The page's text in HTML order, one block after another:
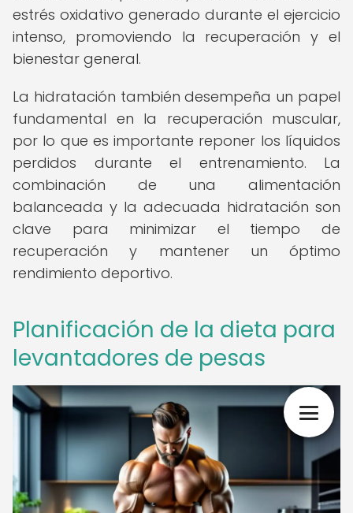
estrés oxidativo generado durante el ejercicio
intenso, promoviendo la recuperación y el
bienestar general.
La hidratación también desempeña un papel
fundamental en la recuperación muscular,
por lo que es importante reponer los líquidos
perdidos durante el entrenamiento. La
combinación de una alimentación
balanceada y la adecuada hidratación son
clave para minimizar el tiempo de
recuperación y mantener un óptimo
rendimiento deportivo.
Planificación de la dieta para
levantadores de pesas